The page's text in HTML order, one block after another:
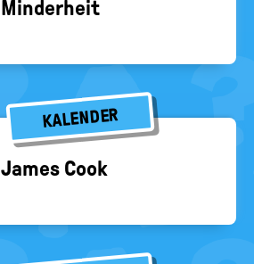
Min­der­heit
KALENDER
James Cook